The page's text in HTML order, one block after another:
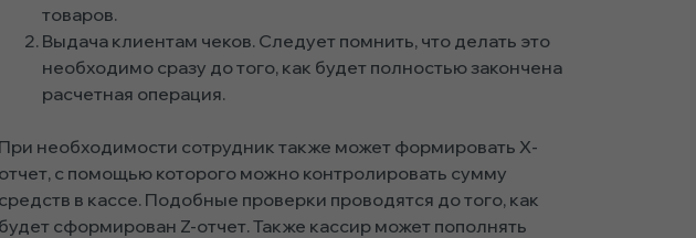
товаров.
Выдача клиентам чеков. Следует помнить, что делать это
необходимо сразу до того, как будет полностью закончена
расчетная операция.
При необходимости сотрудник также может формировать Х-
отчет, с помощью которого можно контролировать сумму
средств в кассе. Подобные проверки проводятся до того, как
будет сформирован Z-отчет. Также кассир может пополнять